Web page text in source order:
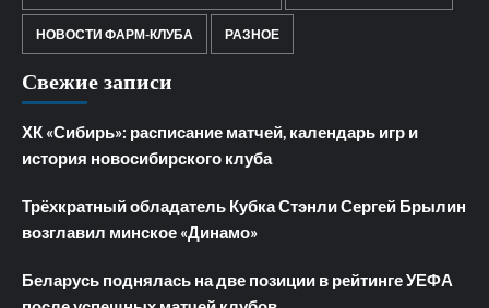
НОВОСТИ ФАРМ-КЛУБА РАЗНОЕ
Свежие записи
ХК «Сибирь»: расписание матчей, календарь игр и
история новосибирского клуба
Трёхкратный обладатель Кубка Стэнли Сергей Брылин
возглавил минское «Динамо»
Беларусь поднялась на две позиции в рейтинге УЕФА